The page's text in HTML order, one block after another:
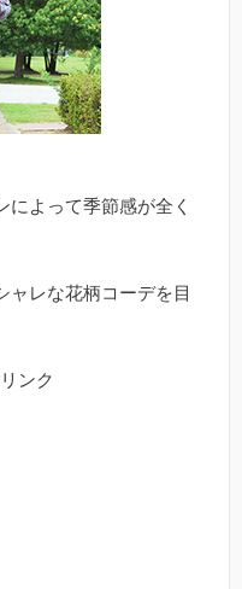
よって季節感が全く
ャレな花柄コーデを目
ンク